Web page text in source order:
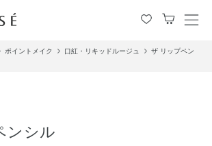
メ
ュ
ポイントメイク 口紅・リキッドルージュ
ザ リップペン
ンシル